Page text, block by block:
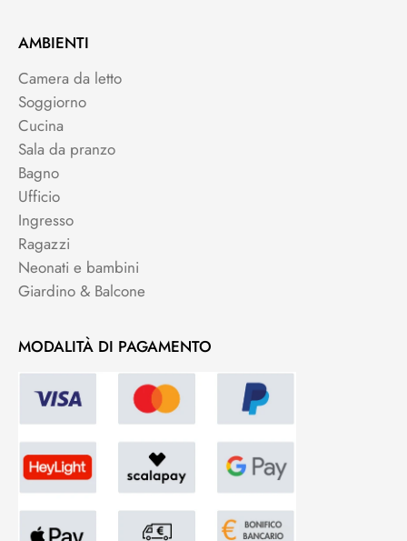
AMBIENTI
Camera da letto
Soggiorno
Cucina
Sala da pranzo
Bagno
Ufficio
Ingresso
Ragazzi
Neonati e bambini
Giardino & Balcone
MODALITÀ DI PAGAMENTO